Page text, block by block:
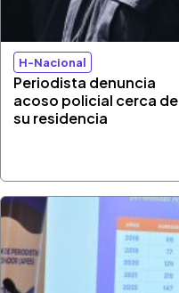
H-Nacional
Periodista denuncia
acoso policial cerca de
su residencia